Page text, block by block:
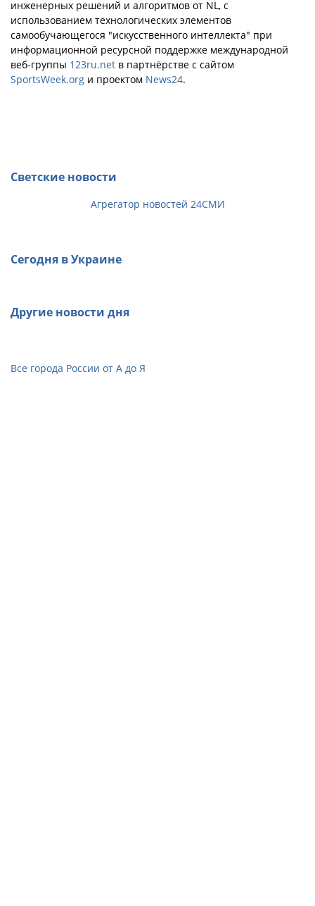
инженерных решений и алгоритмов от NL, с
использованием технологических элементов
самообучающегося "искусственного интеллекта" при
информационной ресурсной поддержке международной
веб-группы 123ru.net в партнёрстве с сайтом
SportsWeek.org и проектом News24.
Светские новости
Агрегатор новостей 24СМИ
Сегодня в Украине
Другие новости дня
Все города России от А до Я